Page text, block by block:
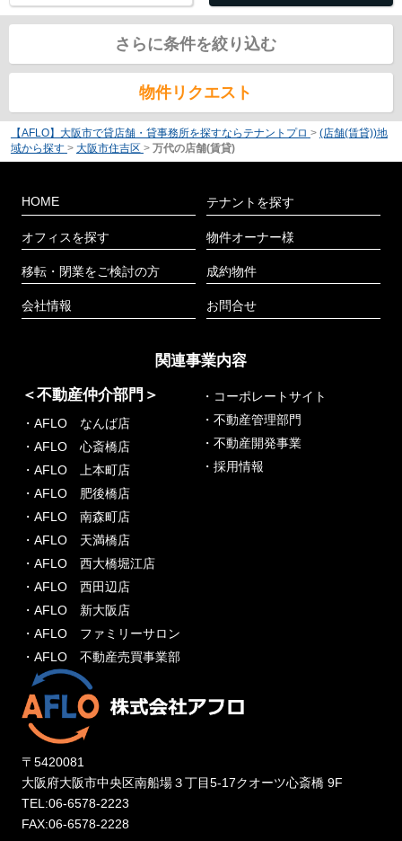
さらに条件を絞り込む
物件リクエスト
【AFLO】大阪市で貸店舗・貸事務所を探すならテナントプロ > (店舗(賃貸))地
域から探す > 大阪市住吉区 > 万代の店舗(賃貸)
HOME
オフィスを探す
移転・閉業をご検討の方
会社情報
テナントを探す
物件オーナー様
成約物件
お問合せ
関連事業内容
＜不動産仲介部門＞
・AFLO なんば店
・AFLO 心斎橋店
・AFLO 上本町店
・AFLO 肥後橋店
・AFLO 南森町店
・AFLO 天満橋店
・AFLO 西大橋堀江店
・AFLO 西田辺店
・AFLO 新大阪店
・AFLO ファミリーサロン
・AFLO 不動産売買事業部
・コーポレートサイト
・不動産管理部門
・不動産開発事業
・採用情報
〒5420081
大阪府大阪市中央区南船場３丁目5-17クオーツ心斎橋 9F
TEL:06-6578-2223
FAX:06-6578-2228